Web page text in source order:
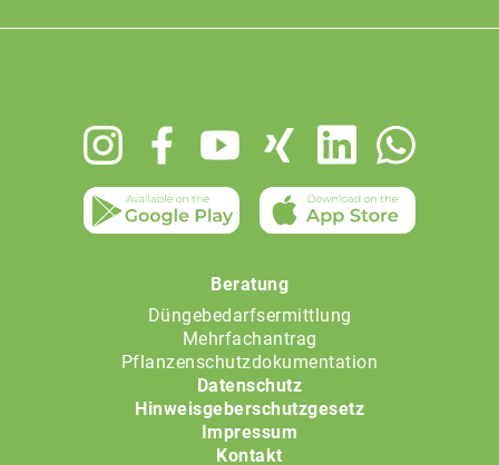
Beratung
Düngebedarfsermittlung
Mehrfachantrag
Pflanzenschutzdokumentation
Datenschutz
Hinweisgeberschutzgesetz
Impressum
Kontakt